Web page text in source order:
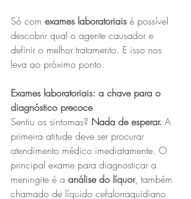
Só com exames laboratoriais é possível
descobrir qual o agente causador e
definir o melhor tratamento. E isso nos
leva ao próximo ponto.
Exames laboratoriais: a chave para o
diagnóstico precoce
Sentiu os sintomas? Nada de esperar. A
primeira atitude deve ser procurar
atendimento médico imediatamente. O
principal exame para diagnosticar a
meningite é a análise do líquor, também
chamado de líquido cefalorraquidiano